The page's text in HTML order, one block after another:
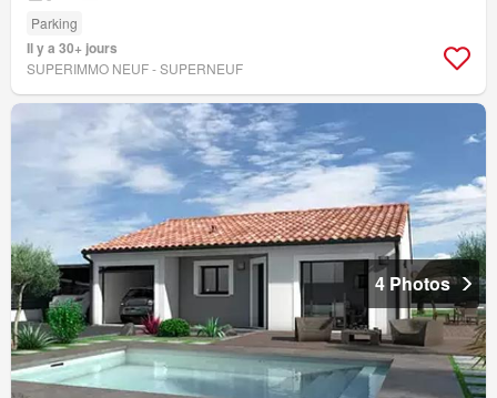
Parking
Il y a 30+ jours
SUPERIMMO NEUF - SUPERNEUF
4 Photos